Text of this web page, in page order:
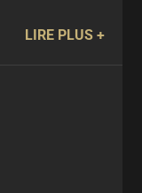
LIRE PLUS